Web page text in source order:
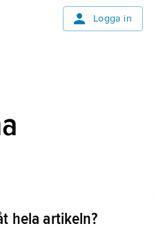
Logga in
hela artikeln?